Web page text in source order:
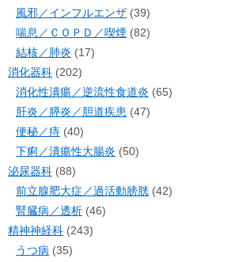
風邪／インフルエンザ (39)
喘息／ＣＯＰＤ／喫煙 (82)
結核／肺炎 (17)
消化器科 (202)
消化性潰瘍／逆流性食道炎 (65)
肝炎／膵炎／胆道疾患 (47)
便秘／痔 (40)
下痢／潰瘍性大腸炎 (50)
泌尿器科 (88)
前立腺肥大症／過活動膀胱 (42)
腎臓病／透析 (46)
精神神経科 (243)
うつ病 (35)